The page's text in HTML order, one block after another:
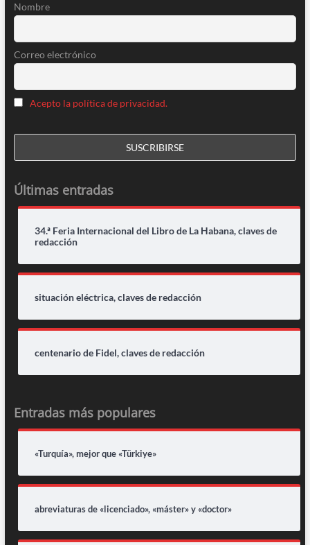
Nombre
Correo electrónico
Acepto la política de privacidad.
Últimas entradas
34.ª Feria Internacional del Libro de La Habana, claves de
redacción
situación eléctrica, claves de redacción
centenario de Fidel, claves de redacción
Entradas más populares
«Turquía», mejor que «Türkiye»
abreviaturas de «licenciado», «máster» y «doctor»